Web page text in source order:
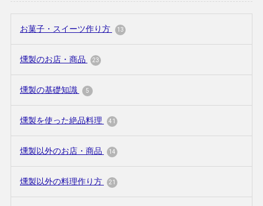
お菓子・スイーツ作り方 13
燻製のお店・商品 23
燻製の基礎知識 5
燻製を使った絶品料理 41
燻製以外のお店・商品 14
燻製以外の料理作り方 21